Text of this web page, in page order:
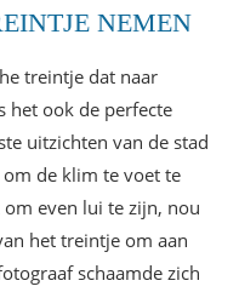
NEMEN
treintje dat naar
het ook de perfecte
uitzichten van de stad
de klim te voet te
even lui te zijn, nou
het treintje om aan
schaamde zich